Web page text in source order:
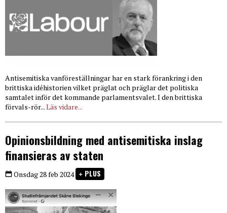
Antisemitiska vanföreställningar har en stark förankring i den
brittiska idéhistorien vilket präglat och präglar det politiska
samtalet inför det kommande parlamentsvalet. I den brittiska
förvals-rör...Läs vidare...
Opinionsbildning med antisemitiska inslag
finansieras av staten
Onsdag 28 feb 2024 PLUS